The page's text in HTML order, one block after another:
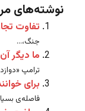
نوشته‌های
تفاوت
جنگ،...
ما دیگر
ترامپ
برای
فاصله‌ی